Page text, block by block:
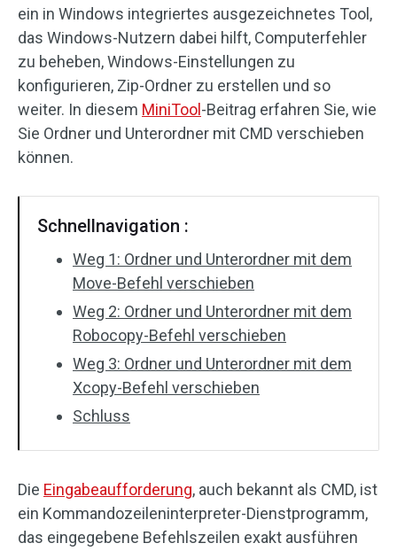
ein in Windows integriertes ausgezeichnetes Tool,
das Windows-Nutzern dabei hilft, Computerfehler
zu beheben, Windows-Einstellungen zu
konfigurieren, Zip-Ordner zu erstellen und so
weiter. In diesem MiniTool -Beitrag erfahren Sie, wie
Sie Ordner und Unterordner mit CMD verschieben
können.
Schnellnavigation :
Weg 1: Ordner und Unterordner mit dem
Move-Befehl verschieben
Weg 2: Ordner und Unterordner mit dem
Robocopy-Befehl verschieben
Weg 3: Ordner und Unterordner mit dem
Xcopy-Befehl verschieben
Schluss
Die Eingabeaufforderung, auch bekannt als CMD, ist
ein Kommandozeileninterpreter-Dienstprogramm,
das eingegebene Befehlszeilen exakt ausführen